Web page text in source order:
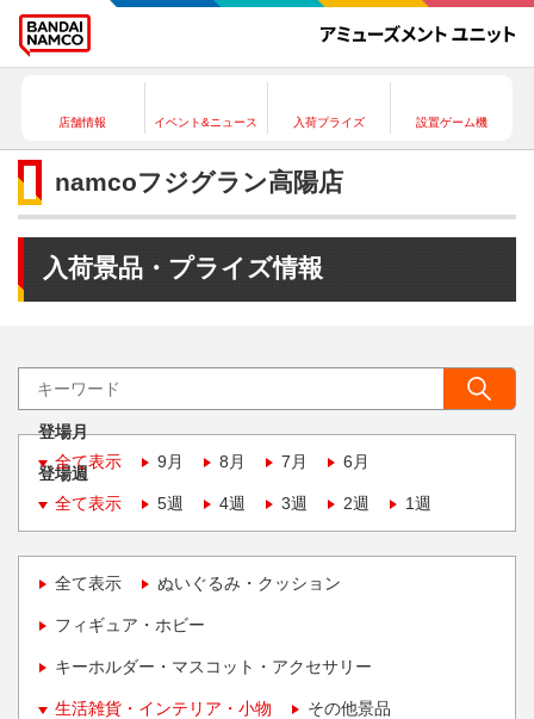
店舗情報 イベント&ニュース 入荷プライズ 設置ゲーム機
namcoフジグラン高陽店
入荷景品・プライズ情報
登場月
全て表示
9月 8月 7月 6月
登場週
全て表示
5週 4週 3週 2週 1週
全て表示 ぬいぐるみ・クッション
フィギュア・ホビー
キーホルダー・マスコット・アクセサリー
生活雑貨・インテリア・小物 その他景品